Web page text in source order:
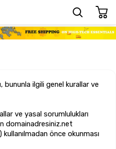
bununla ilgili genel kurallar ve
ve yasal sorumlulukları
domainadresiniz.net
önce okunması